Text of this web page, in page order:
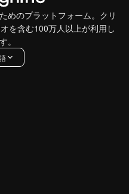
めのプラットフォーム。クリ
を含む100万人以上が利用し
。